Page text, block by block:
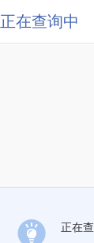
正在查询中
正在